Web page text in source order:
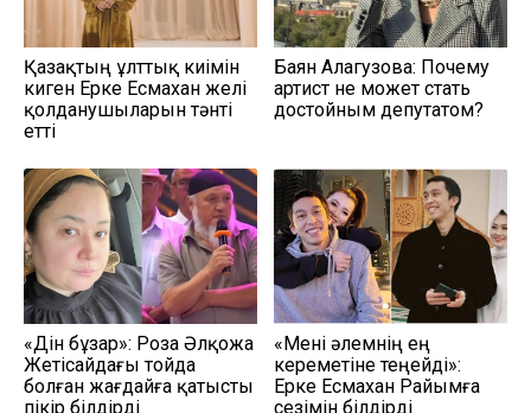
Қазақтың ұлттық киімін
киген Ерке Есмахан желі
қолданушыларын тәнті
етті
Баян Алагузова: Почему
артист не может стать
достойным депутатом?
«Дін бұзар»: Роза Әлқожа
Жетісайдағы тойда
болған жағдайға қатысты
пікір білдірді
«Мені әлемнің ең
кереметіне теңейді»:
Ерке Есмахан Райымға
сезімін білдірді